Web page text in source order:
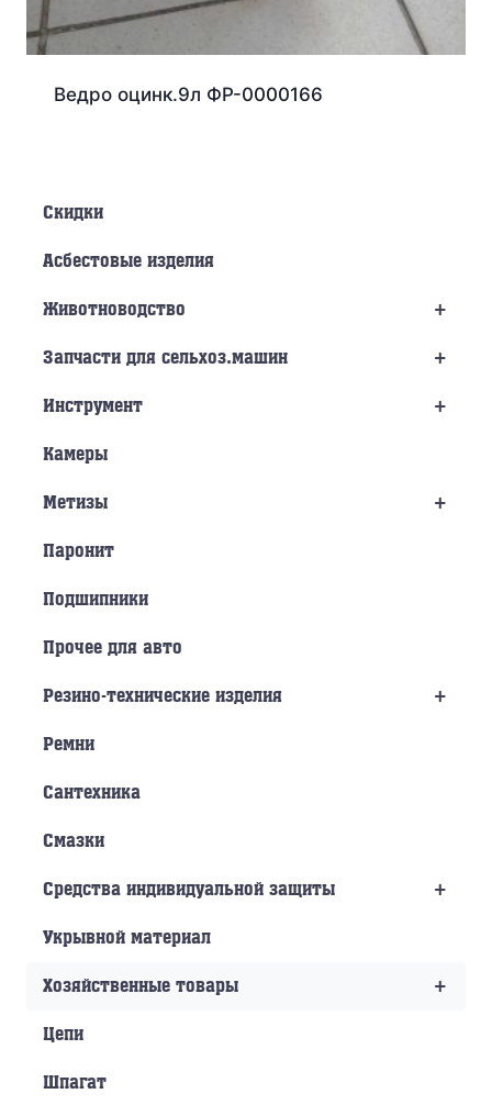
Ведро оцинк.9л ФР-0000166
Скидки
Асбестовые изделия
+
Животноводство
+
Запчасти для сельхоз.машин
+
Инструмент
Камеры
+
Метизы
Паронит
Подшипники
Прочее для авто
+
Резино-технические изделия
Ремни
Сантехника
Смазки
+
Средства индивидуальной защиты
Укрывной материал
+
Хозяйственные товары
Цепи
Шпагат